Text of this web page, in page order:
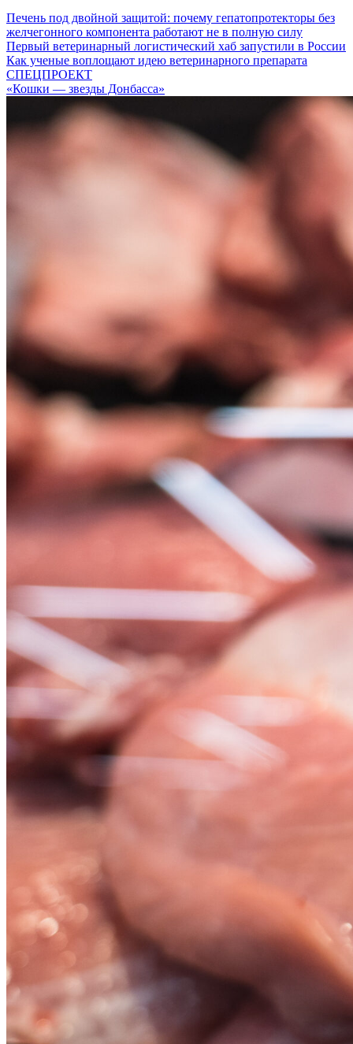
Печень под двойной защитой: почему гепатопротекторы без
желчегонного компонента работают не в полную силу
Первый ветеринарный логистический хаб запустили в России
Как ученые воплощают идею ветеринарного препарата
СПЕЦПРОЕКТ
«Кошки — звезды Донбасса»